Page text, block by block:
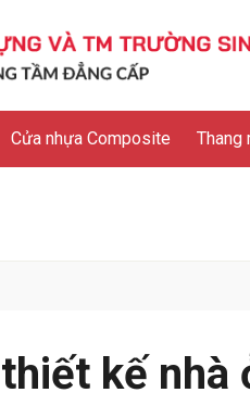
Cửa nhựa Composite Thang
kế nhà